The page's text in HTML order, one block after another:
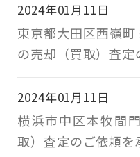
2024年01月11日
東京都大田区西嶺町
の売却（買取）査
2024年01月11日
横浜市中区本牧間
取）査定のご依頼を